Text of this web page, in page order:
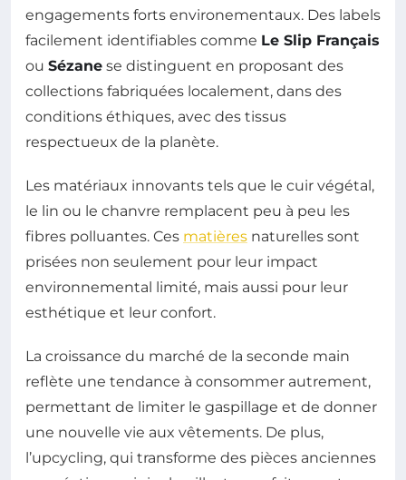
engagements forts environementaux. Des labels
facilement identifiables comme Le Slip Français
ou Sézane se distinguent en proposant des
collections fabriquées localement, dans des
conditions éthiques, avec des tissus
respectueux de la planète.
Les matériaux innovants tels que le cuir végétal,
le lin ou le chanvre remplacent peu à peu les
fibres polluantes. Ces matières naturelles sont
prisées non seulement pour leur impact
environnemental limité, mais aussi pour leur
esthétique et leur confort.
La croissance du marché de la seconde main
reflète une tendance à consommer autrement,
permettant de limiter le gaspillage et de donner
une nouvelle vie aux vêtements. De plus,
l’upcycling, qui transforme des pièces anciennes